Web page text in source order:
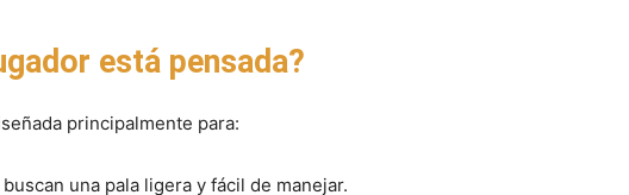
está pensada?
principalmente para:
una pala ligera y fácil de manejar.